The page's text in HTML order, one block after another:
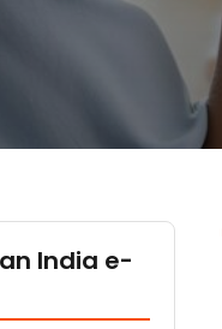
India e-